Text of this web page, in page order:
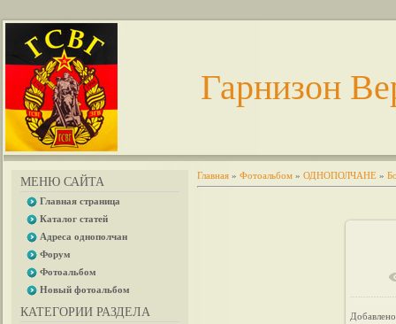
Гарнизон
МЕНЮ САЙТА
Главная страница
Каталог статей
Адреса однополчан
Форум
Фотоальбом
Новый фотоальбом
КАТЕГОРИИ РАЗДЕЛА
Главная » Фотоальбом » ОДНОПОЛЧАНЕ »
Добавлено